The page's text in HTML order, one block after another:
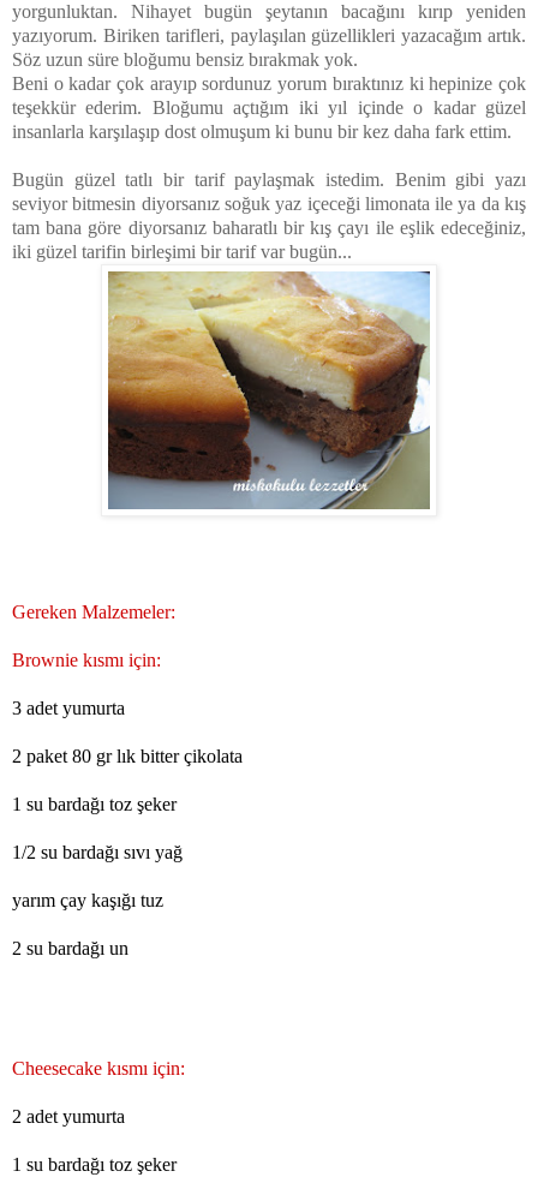
yorgunluktan. Nihayet bugün şeytanın bacağını kırıp yeniden
yazıyorum. Biriken tarifleri, paylaşılan güzellikleri yazacağım artık.
Söz uzun süre bloğumu bensiz bırakmak yok.
Beni o kadar çok arayıp sordunuz yorum bıraktınız ki hepinize çok
teşekkür ederim. Bloğumu açtığım iki yıl içinde o kadar güzel
insanlarla karşılaşıp dost olmuşum ki bunu bir kez daha fark ettim.
Bugün güzel tatlı bir tarif paylaşmak istedim. Benim gibi yazı
seviyor bitmesin diyorsanız soğuk yaz içeceği limonata ile ya da kış
tam bana göre diyorsanız baharatlı bir kış çayı ile eşlik edeceğiniz,
iki güzel tarifin birleşimi bir tarif var bugün...
Gereken Malzemeler:
Brownie kısmı için:
3 adet yumurta
2 paket 80 gr lık bitter çikolata
1 su bardağı toz şeker
1/2 su bardağı sıvı yağ
yarım çay kaşığı tuz
2 su bardağı un
Cheesecake kısmı için:
2 adet yumurta
1 su bardağı toz şeker